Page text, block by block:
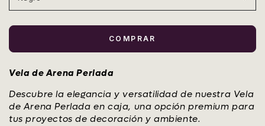
COMPRAR
Vela de Arena Perlada
Descubre la elegancia y versatilidad de nuestra Vela
de Arena Perlada en caja, una opción premium para
tus proyectos de decoración y ambiente.